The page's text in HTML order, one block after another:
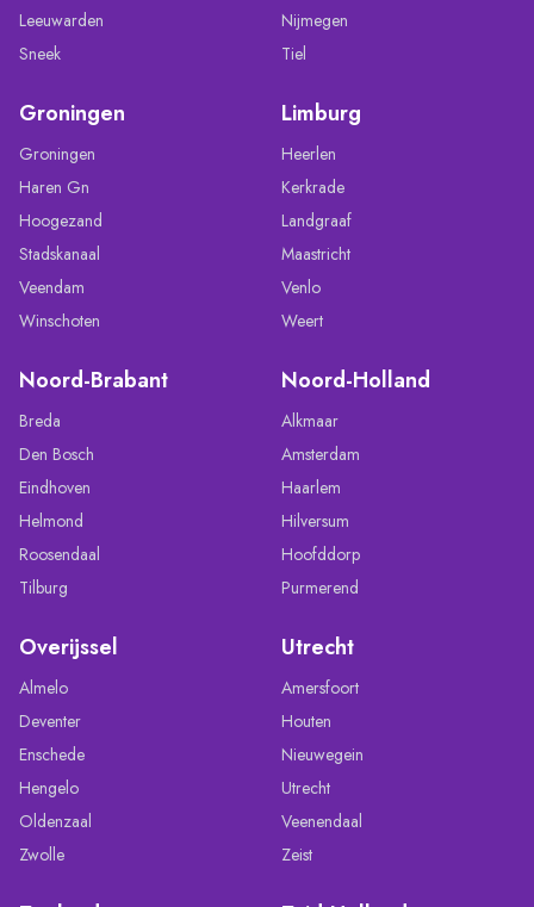
Leeuwarden
Sneek
Nijmegen
Tiel
Groningen
Groningen
Haren Gn
Hoogezand
Stadskanaal
Veendam
Winschoten
Limburg
Heerlen
Kerkrade
Landgraaf
Maastricht
Venlo
Weert
Noord-Brabant
Breda
Den Bosch
Eindhoven
Helmond
Roosendaal
Tilburg
Noord-Holland
Alkmaar
Amsterdam
Haarlem
Hilversum
Hoofddorp
Purmerend
Overijssel
Almelo
Deventer
Enschede
Hengelo
Oldenzaal
Zwolle
Utrecht
Amersfoort
Houten
Nieuwegein
Utrecht
Veenendaal
Zeist